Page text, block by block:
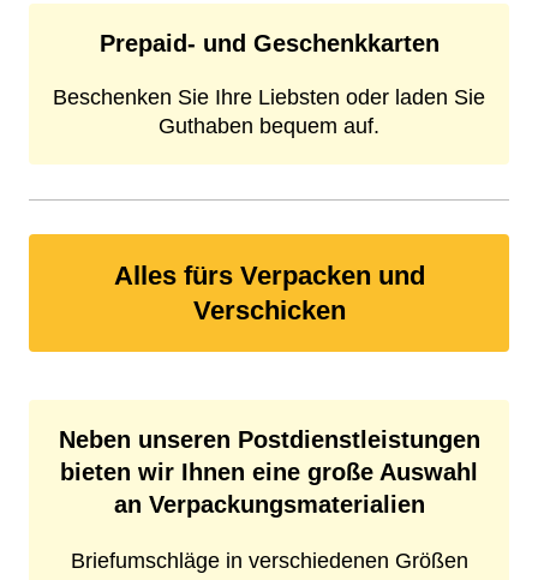
Prepaid- und Geschenkkarten
Beschenken Sie Ihre Liebsten oder laden Sie
Guthaben bequem auf.
Alles fürs Verpacken und
Verschicken
Neben unseren Postdienstleistungen
bieten wir Ihnen eine große Auswahl
an Verpackungsmaterialien
Briefumschläge in verschiedenen Größen